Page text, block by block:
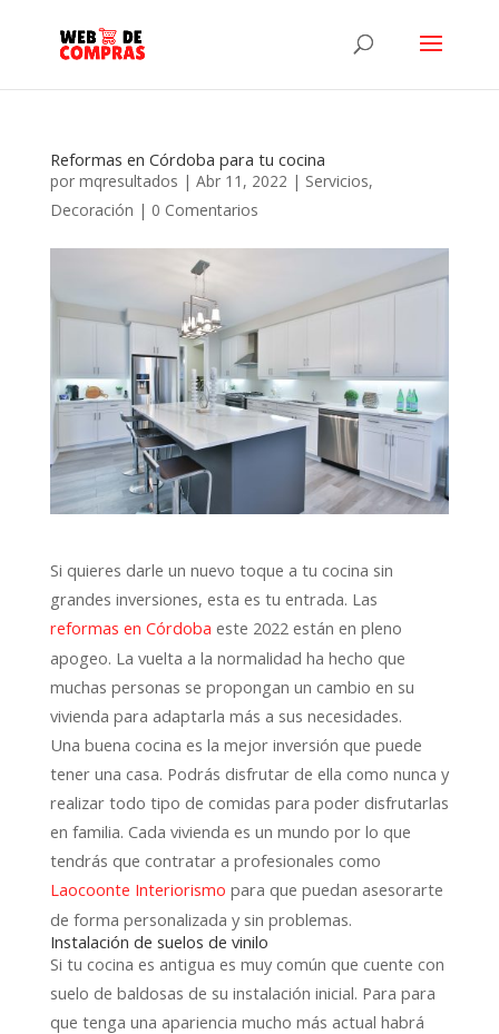
Reformas en Córdoba para tu cocina
por mqresultados | Abr 11, 2022 | Servicios,
Decoración | 0 Comentarios
Si quieres darle un nuevo toque a tu cocina sin
grandes inversiones, esta es tu entrada. Las
reformas en Córdoba este 2022 están en pleno
apogeo. La vuelta a la normalidad ha hecho que
muchas personas se propongan un cambio en su
vivienda para adaptarla más a sus necesidades.
Una buena cocina es la mejor inversión que puede
tener una casa. Podrás disfrutar de ella como nunca y
realizar todo tipo de comidas para poder disfrutarlas
en familia. Cada vivienda es un mundo por lo que
tendrás que contratar a profesionales como
Laocoonte Interiorismo para que puedan asesorarte
de forma personalizada y sin problemas.
Instalación de suelos de vinilo
Si tu cocina es antigua es muy común que cuente con
suelo de baldosas de su instalación inicial. Para para
que tenga una apariencia mucho más actual habrá